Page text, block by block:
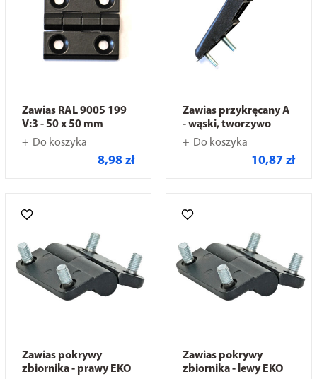
Zawias RAL 9005 199
V:3 - 50 x 50 mm
Do koszyka
8,98 zł
Zawias przykręcany A
- wąski, tworzywo
Do koszyka
10,87 zł
Zawias pokrywy
zbiornika - prawy EKO
Zawias pokrywy
zbiornika - lewy EKO